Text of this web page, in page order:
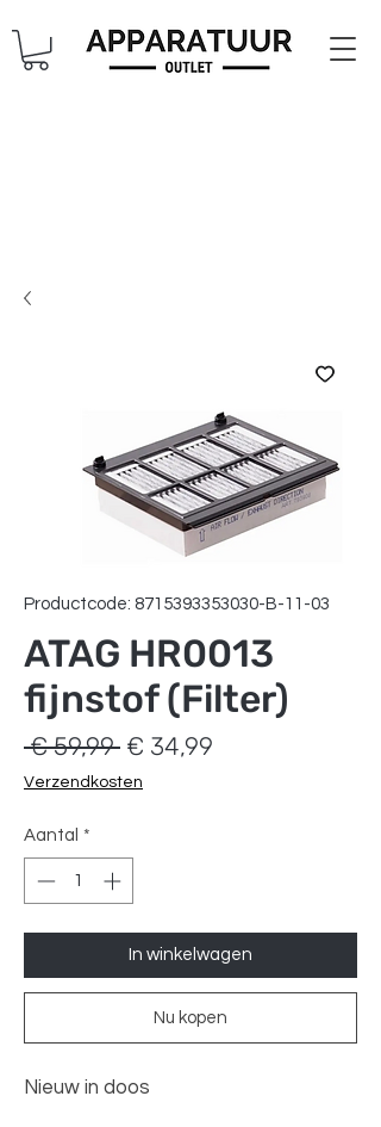
Productcode: 8715393353030-B-11-03
ATAG HR0013
fijnstof (Filter)
€ 59,99 Normale
prijs
€ 34,99
Verzendkosten
Aantal *
In winkelwagen
Nu kopen
Nieuw in doos